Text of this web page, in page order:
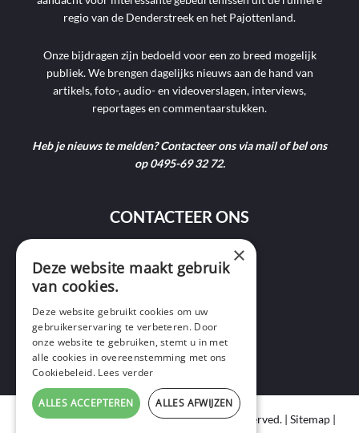
regio van de Denderstreek en het Pajottenland.
Onze bijdragen zijn bedoeld voor een zo breed mogelijk
publiek. We brengen dagelijks nieuws aan de hand van
artikels, foto-, audio- en videoverslagen, interviews,
reportages en commentaarstukken.
Heb je nieuws te melden? Contacteer ons via mail of bel ons
op 0495-69 32 72.
CONTACTEER ONS
9400 Ninove
+32 495 69 32 72
Copyright © 2020 Ninof Media. All Rights Reserved. | Sitemap|
×
Deze website maakt gebruik
van cookies.
Deze website gebruikt cookies om uw
gebruikerservaring te verbeteren. Door
onze website te gebruiken, stemt u in met
alle cookies in overeenstemming met ons
Cookiebeleid. Lees verder
ALLES ACCEPTEREN ALLES AFWIJZEN